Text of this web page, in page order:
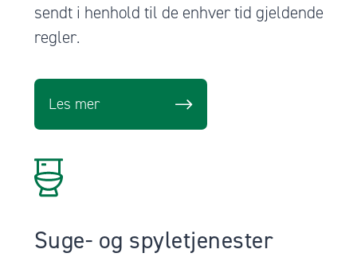
sendt i henhold til de enhver tid gjeldende
regler.
Les mer
Suge- og spyletjenester